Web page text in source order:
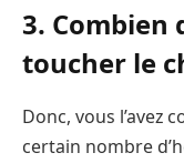
3. Combien
toucher le
Donc, vous l’avez
certain nombre